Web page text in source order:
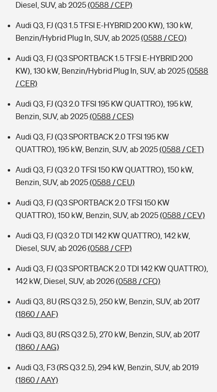
Diesel, SUV, ab 2025(0588 / CEP)
Audi Q3, FJ (Q3 1.5 TFSI E-HYBRID 200 KW), 130 kW,
Benzin/Hybrid Plug In, SUV, ab 2025(0588 / CEQ)
Audi Q3, FJ (Q3 SPORTBACK 1.5 TFSI E-HYBRID 200
KW), 130 kW, Benzin/Hybrid Plug In, SUV, ab 2025(0588
/ CER)
Audi Q3, FJ (Q3 2.0 TFSI 195 KW QUATTRO), 195 kW,
Benzin, SUV, ab 2025(0588 / CES)
Audi Q3, FJ (Q3 SPORTBACK 2.0 TFSI 195 KW
QUATTRO), 195 kW, Benzin, SUV, ab 2025(0588 / CET)
Audi Q3, FJ (Q3 2.0 TFSI 150 KW QUATTRO), 150 kW,
Benzin, SUV, ab 2025(0588 / CEU)
Audi Q3, FJ (Q3 SPORTBACK 2.0 TFSI 150 KW
QUATTRO), 150 kW, Benzin, SUV, ab 2025(0588 / CEV)
Audi Q3, FJ (Q3 2.0 TDI 142 KW QUATTRO), 142 kW,
Diesel, SUV, ab 2026(0588 / CFP)
Audi Q3, FJ (Q3 SPORTBACK 2.0 TDI 142 KW QUATTRO),
142 kW, Diesel, SUV, ab 2026(0588 / CFQ)
Audi Q3, 8U (RS Q3 2.5), 250 kW, Benzin, SUV, ab 2017
(1860 / AAF)
Audi Q3, 8U (RS Q3 2.5), 270 kW, Benzin, SUV, ab 2017
(1860 / AAG)
Audi Q3, F3 (RS Q3 2.5), 294 kW, Benzin, SUV, ab 2019
(1860 / AAY)